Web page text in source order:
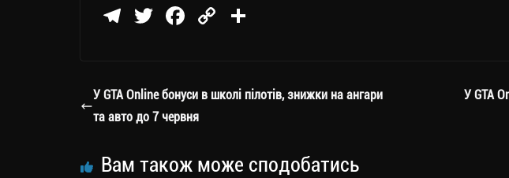
Te
a
m
T
er
Fa
ok
C
Li ли
У GTA Online бонуси в школі пілотів, знижки на ангари
та авто до 7 червня
У GTA
Вам також може сподобатись